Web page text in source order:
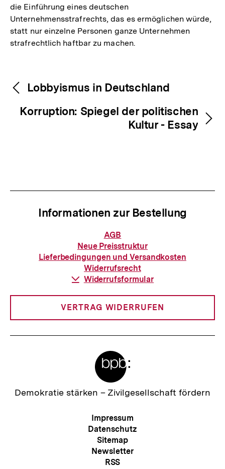
die Einführung eines deutschen
Unternehmensstrafrechts, das es ermöglichen würde,
statt nur einzelne Personen ganze Unternehmen
strafrechtlich haftbar zu machen.
Inhaltsnavigation
Inhaltsnavigation
Lobbyismus in Deutschland
Korruption: Spiegel der politischen
Kultur - Essay
Informationen zur Bestellung
Informationen
zur
Bestellung
AGB
Neue Preisstruktur
Lieferbedingungen und Versandkosten
Widerrufsrecht
Download-
Widerrufsformular
VERTRAG WIDERRUFEN
Zur
Demokratie stärken – Zivilgesellschaft fördern
Meta-
Navigation
Impressum
Datenschutz
Sitemap
Newsletter
RSS